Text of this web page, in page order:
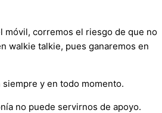
móvil, corremos el riesgo de que no
walkie talkie, pues ganaremos en
y en todo momento.
no puede servirnos de apoyo.